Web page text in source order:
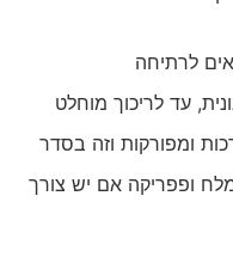
עד לריכוך מוחלט
ומפורקות וזה בסדר
ופפריקה אם יש צורך